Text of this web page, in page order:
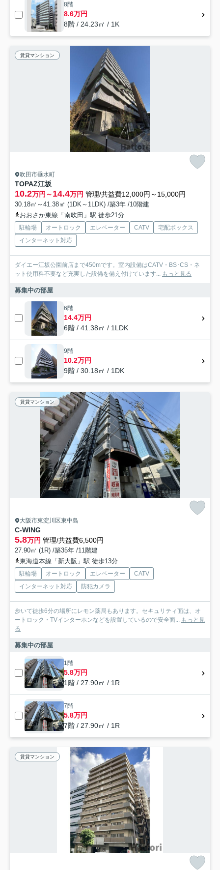
8階
8.6万円
8階 / 24.23㎡ / 1K
賃貸マンション
吹田市垂水町
TOPAZ江坂
10.2万円～14.4万円 管理/共益費12,000円～15,000円
30.18㎡～41.38㎡ (1DK～1LDK) /築3年 /10階建
おおさか東線「南吹田」駅 徒歩21分
駐輪場 オートロック エレベーター CATV
宅配ボックス
インターネット対応
ダイエー江坂公園前店まで450mです。室内設備はCATV・BS･CS・ネ
ット使用料不要など充実した設備を備え付けています...
もっと見る
募集中の部屋
6階
14.4万円
6階 / 41.38㎡ / 1LDK
9階
10.2万円
9階 / 30.18㎡ / 1DK
賃貸マンション
大阪市東淀川区東中島
C-WING
5.8万円 管理/共益費6,500円
27.90㎡ (1R) /築35年 /11階建
東海道本線「新大阪」駅 徒歩13分
駐輪場 オートロック エレベーター
CATV
インターネット対応
防犯カメラ
歩いて徒歩6分の場所にレモン薬局もあります。セキュリティ面は、オ
ートロック・TVインターホンなどを設置しているので安全面...
もっと見
る
募集中の部屋
1階
5.8万円
1階 / 27.90㎡ / 1R
7階
5.8万円
7階 / 27.90㎡ / 1R
賃貸マンション